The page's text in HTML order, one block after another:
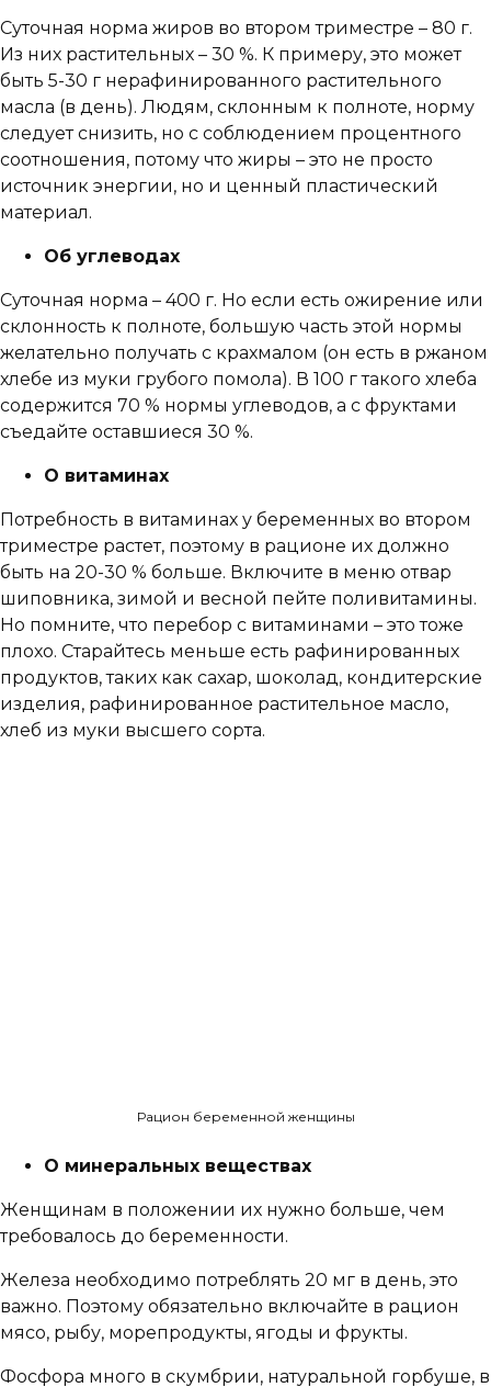
Суточная норма жиров во втором триместре – 80 г.
Из них растительных – 30 %. К примеру, это может
быть 5-30 г нерафинированного растительного
масла (в день). Людям, склонным к полноте, норму
следует снизить, но с соблюдением процентного
соотношения, потому что жиры – это не просто
источник энергии, но и ценный пластический
материал.
Об углеводах
Суточная норма – 400 г. Но если есть ожирение или
склонность к полноте, большую часть этой нормы
желательно получать с крахмалом (он есть в ржаном
хлебе из муки грубого помола). В 100 г такого хлеба
содержится 70 % нормы углеводов, а с фруктами
съедайте оставшиеся 30 %.
О витаминах
Потребность в витаминах у беременных во втором
триместре растет, поэтому в рационе их должно
быть на 20-30 % больше. Включите в меню отвар
шиповника, зимой и весной пейте поливитамины.
Но помните, что перебор с витаминами – это тоже
плохо. Старайтесь меньше есть рафинированных
продуктов, таких как сахар, шоколад, кондитерские
изделия, рафинированное растительное масло,
хлеб из муки высшего сорта.
Рацион беременной женщины
О минеральных веществах
Женщинам в положении их нужно больше, чем
требовалось до беременности.
Железа необходимо потреблять 20 мг в день, это
важно. Поэтому обязательно включайте в рацион
мясо, рыбу, морепродукты, ягоды и фрукты.
Фосфора много в скумбрии, натуральной горбуше, в